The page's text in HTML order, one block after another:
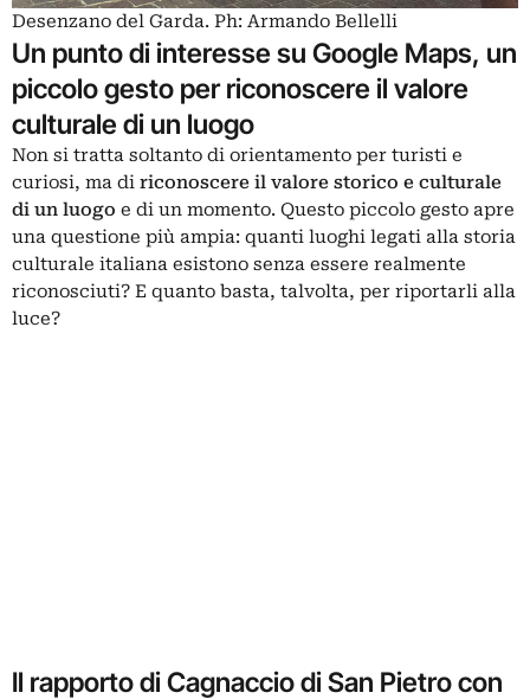
Desenzano del Garda. Ph: Armando Bellelli
Un punto di interesse su Google Maps, un
piccolo gesto per riconoscere il valore
culturale di un luogo
Non si tratta soltanto di orientamento per turisti e
curiosi, ma di riconoscere il valore storico e culturale
di un luogo e di un momento. Questo piccolo gesto apre
una questione più ampia: quanti luoghi legati alla storia
culturale italiana esistono senza essere realmente
riconosciuti? E quanto basta, talvolta, per riportarli alla
luce?
Il rapporto di Cagnaccio di San Pietro con